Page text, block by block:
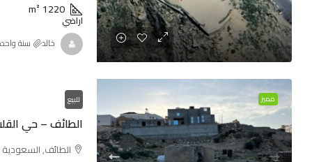
1220
m²
اراضي
خالد ‏سنة
مميز للبيع
الطائف – حي
الطائف, السعودية